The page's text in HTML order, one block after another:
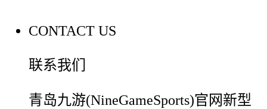
CONTACT US
联系我们
青岛九游(NineGameSports)官网新型